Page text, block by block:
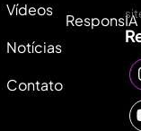
Vídeos
Notícias
Contato
ResponsIA